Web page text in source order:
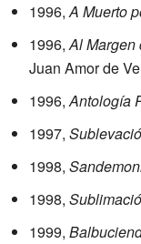
1996,A Muerto
1996,Al Margen
Juan Amor de
1996,Antología
1997,
1998,
1998,
1999,